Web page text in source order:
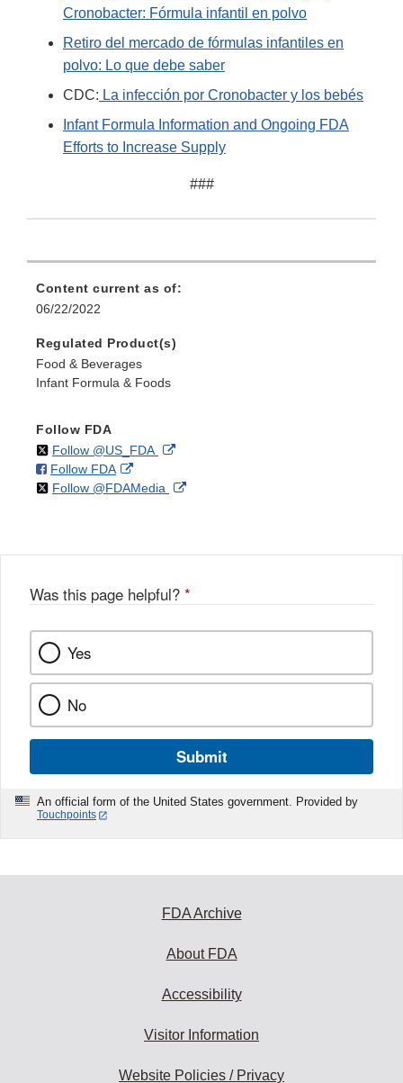
Cronobacter: Fórmula infantil en polvo
Retiro del mercado de fórmulas infantiles en
polvo: Lo que debe saber
CDC: La infección por Cronobacter y los bebés
Infant Formula Information and Ongoing FDA
Efforts to Increase Supply
###
Content current as of:
06/22/2022
Regulated Product(s)
Food & Beverages
Infant Formula & Foods
Follow FDA
Follow @US_FDAon External
Disclaimer
Follow FDAon
Facebook
External
Link
Follow @FDAMedia on External
Was this page helpful? *
Yes
No
Submit
An official form of the United States government. Provided by
Touchpoints
FDA Archive
About FDA
Accessibility
Visitor Information
Website Policies / Privacy